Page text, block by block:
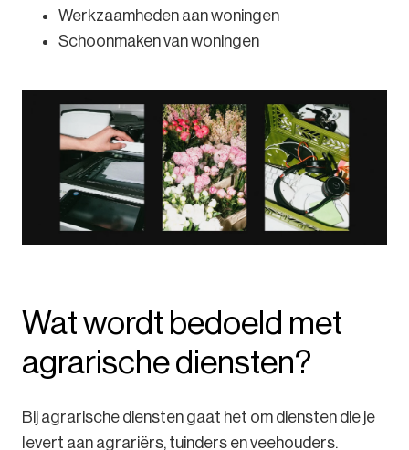
Werkzaamheden aan woningen
Schoonmaken van woningen
Wat wordt bedoeld met
agrarische diensten?
Bij agrarische diensten gaat het om diensten die je
levert aan agrariërs, tuinders en veehouders.